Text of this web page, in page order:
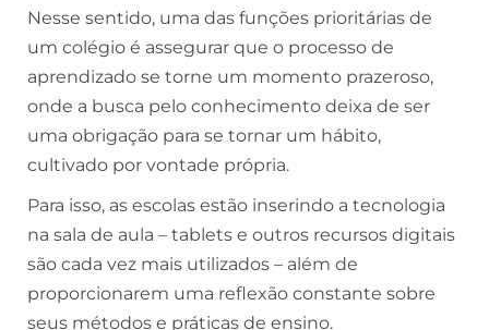
Nesse sentido, uma das funções prioritárias de
um colégio é assegurar que o processo de
aprendizado se torne um momento prazeroso,
onde a busca pelo conhecimento deixa de ser
uma obrigação para se tornar um hábito,
cultivado por vontade própria.
Para isso, as escolas estão inserindo a tecnologia
na sala de aula – tablets e outros recursos digitais
são cada vez mais utilizados – além de
proporcionarem uma reflexão constante sobre
seus métodos e práticas de ensino.